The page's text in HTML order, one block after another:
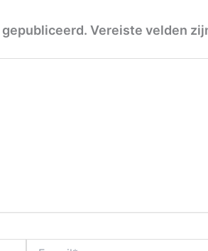
Vereiste velden